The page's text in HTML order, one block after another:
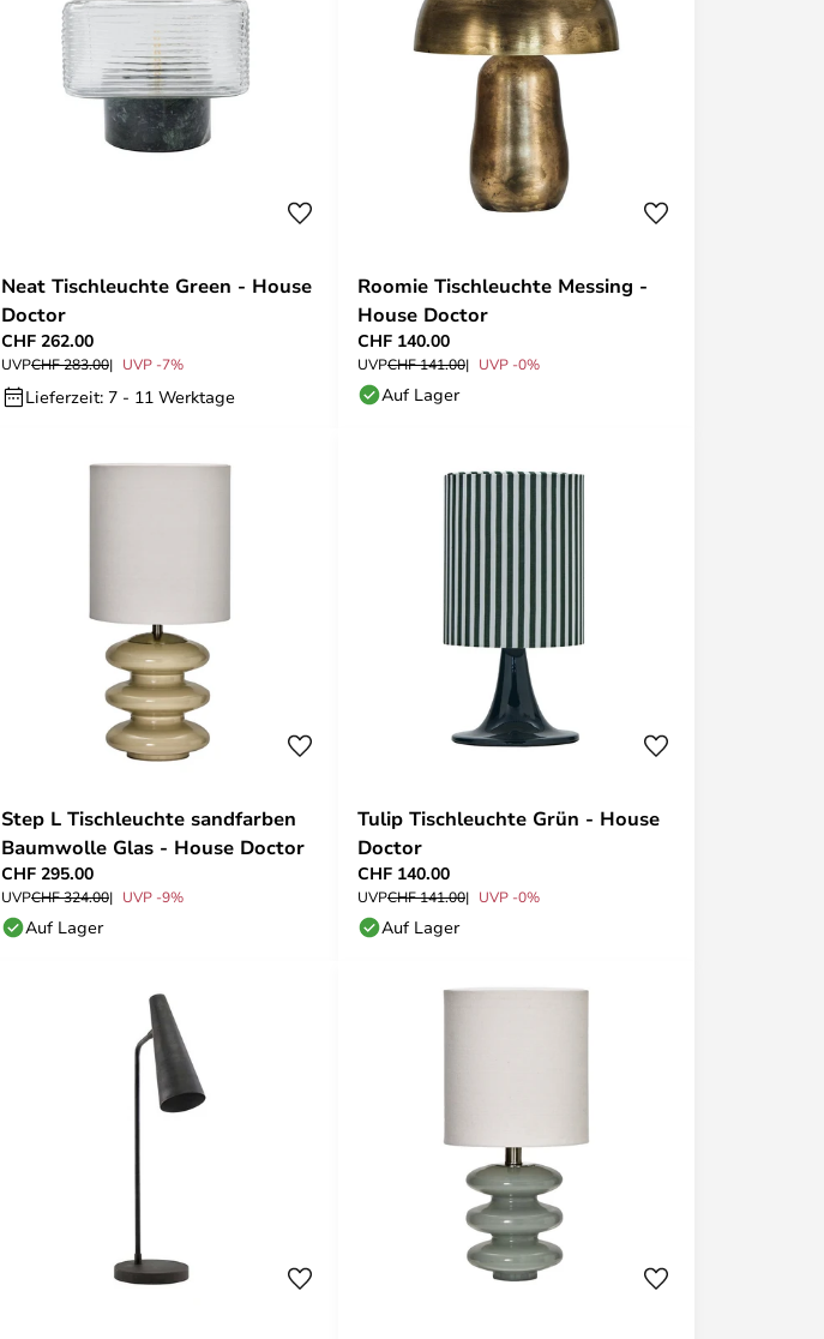
Neat Tischleuchte Green - House
Doctor
CHF 262.00
UVPCHF 283.00 UVP -7%
Lieferzeit: 7 - 11 Werktage
Roomie Tischleuchte Messing -
House Doctor
CHF 140.00
UVPCHF 141.00 UVP -0%
Auf Lager
Step L Tischleuchte sandfarben
Baumwolle Glas - House Doctor
CHF 295.00
UVPCHF 324.00 UVP -9%
Auf Lager
Tulip Tischleuchte Grün - House
Doctor
CHF 140.00
UVPCHF 141.00 UVP -0%
Auf Lager